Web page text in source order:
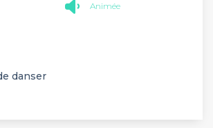
Animée
danser